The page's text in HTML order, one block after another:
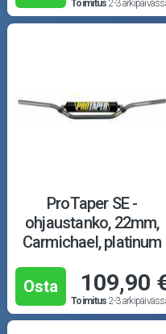
Toimitus 2-3
ProTaper SE -
ohjaustanko, 22mm,
Carmichael, platinum
Osta 109,90
Toimitus 2-3